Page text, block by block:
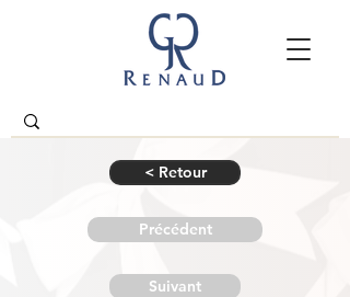
< Retour
Précédent
Suivant